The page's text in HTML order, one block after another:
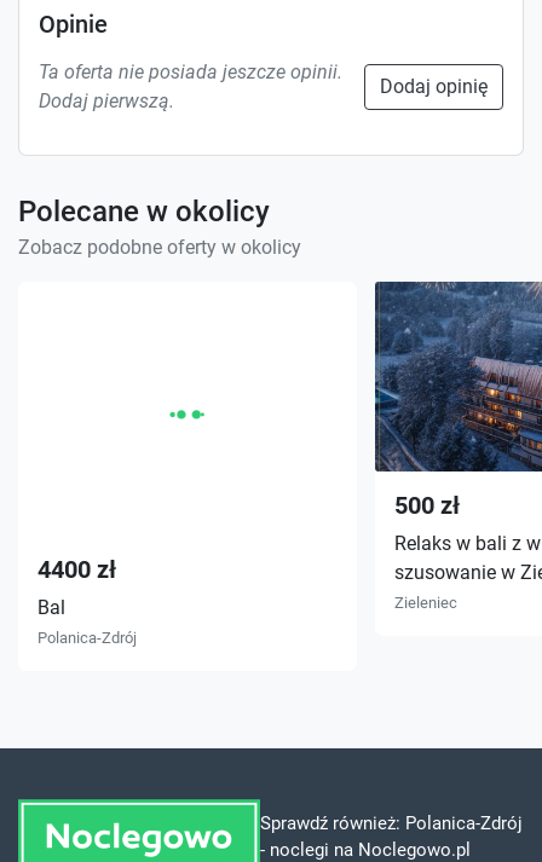
Opinie
Ta oferta nie posiada jeszcze opinii.
Dodaj pierwszą.
Dodaj opinię
Polecane w okolicy
Zobacz podobne oferty w okolicy
4400 zł
Bal
Polanica-Zdrój
500 zł
Relaks w bali z
szusowanie w
Zieleniec
Sprawdź również: Polanica-Zdrój
- noclegi na Noclegowo.pl